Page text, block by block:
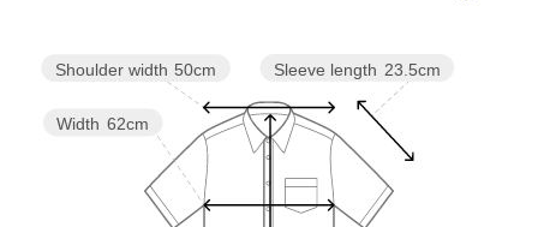
Sleeve length 23.5cm
Width 62cm
Shoulder width 50cm